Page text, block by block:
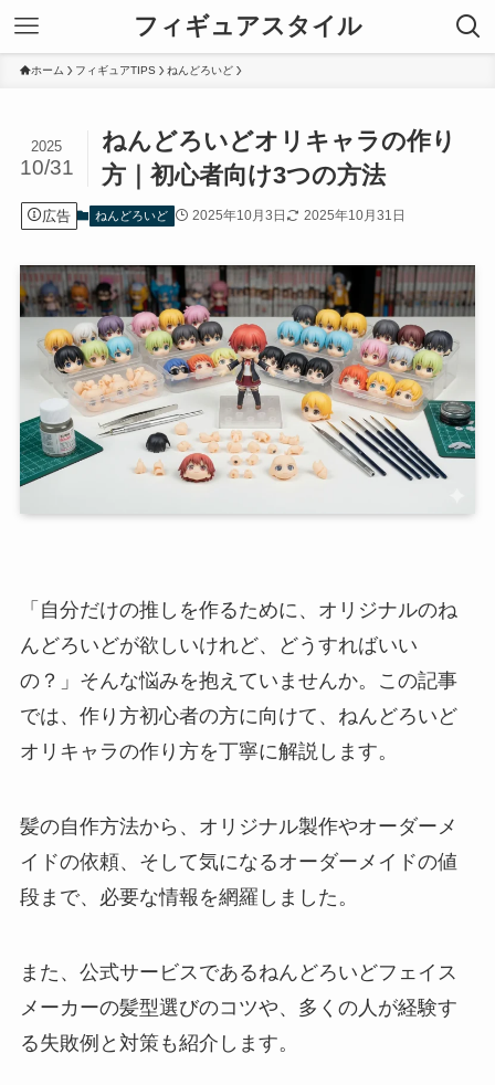
フィギュアスタイル
ホーム フィギュアTIPS ねんどろいど
ねんどろいどオリキャラの作り
方｜初心者向け3つの方法
2025
10/31
広告 ねんどろいど 2025年10月3日 2025年10月31日
「自分だけの推しを作るために、オリジナルのね
んどろいどが欲しいけれど、どうすればいい
の？」そんな悩みを抱えていませんか。この記事
では、作り方初心者の方に向けて、ねんどろいど
オリキャラの作り方を丁寧に解説します。
髪の自作方法から、オリジナル製作やオーダーメ
イドの依頼、そして気になるオーダーメイドの値
段まで、必要な情報を網羅しました。
また、公式サービスであるねんどろいどフェイス
メーカーの髪型選びのコツや、多くの人が経験す
る失敗例と対策も紹介します。